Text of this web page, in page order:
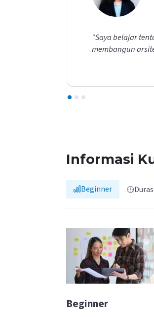
“Saya belajar
membangun
1 2 3
Informasi
Beginner
Beginner